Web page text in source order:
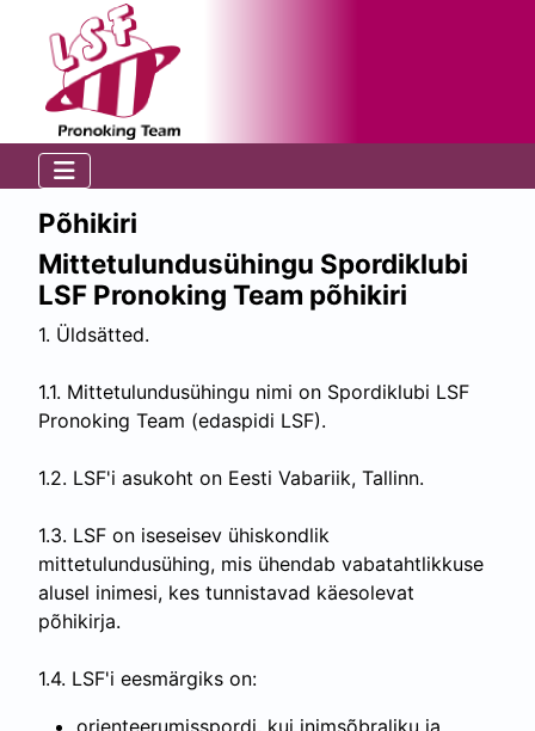
Põhikiri
Mittetulundusühingu Spordiklubi
LSF Pronoking Team põhikiri
1. Üldsätted.
1.1. Mittetulundusühingu nimi on Spordiklubi LSF
Pronoking Team (edaspidi LSF).
1.2. LSF'i asukoht on Eesti Vabariik, Tallinn.
1.3. LSF on iseseisev ühiskondlik
mittetulundusühing, mis ühendab vabatahtlikkuse
alusel inimesi, kes tunnistavad käesolevat
põhikirja.
1.4. LSF'i eesmärgiks on:
orienteerumisspordi, kui inimsõbraliku ja